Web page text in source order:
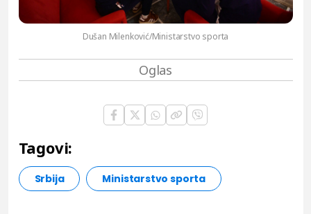
Dušan Milenković/Ministarstvo sporta
Tagovi:
Srbija Ministarstvo sporta